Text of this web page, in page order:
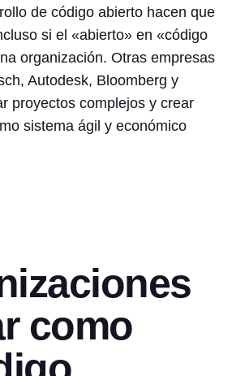
de código abierto hacen que
si el «abierto» en «código
organización. Otras empresas
Autodesk, Bloomberg y
proyectos complejos y crear
sistema ágil y económico
como